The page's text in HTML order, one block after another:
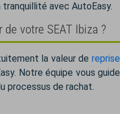
avec AutoEasy.
votre SEAT Ibiza ?
la valeur de reprise
Notre équipe vous guide
processus de rachat.